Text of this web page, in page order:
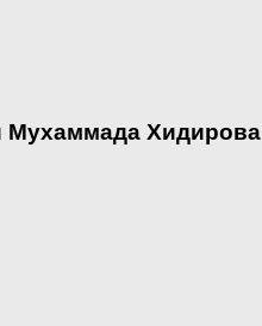
Мухаммада Хидирова